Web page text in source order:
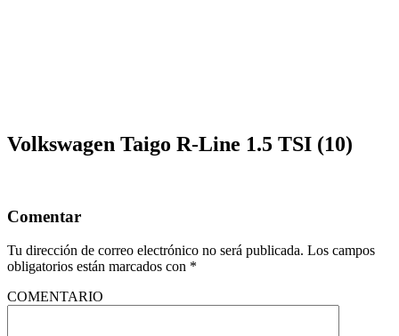
Volkswagen Taigo R-Line 1.5 TSI (10)
Comentar
Tu dirección de correo electrónico no será publicada. Los campos
obligatorios están marcados con *
COMENTARIO